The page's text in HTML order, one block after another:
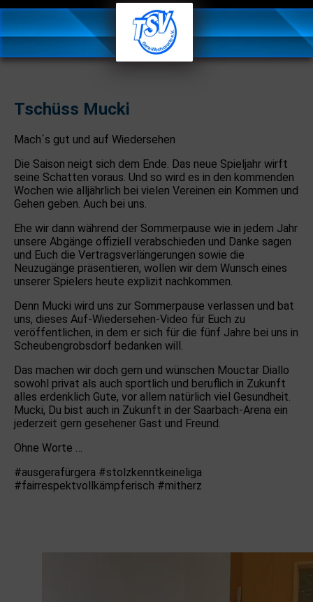
Tschüss Mucki
Mach´s gut und auf Wiedersehen
Die Saison neigt sich dem Ende. Das neue Spieljahr wirft
seine Schatten voraus. Und so wird es in den kommenden
Wochen wie alljährlich bei vielen Vereinen ein Kommen und
Gehen geben. Auch bei uns.
Ehe wir dann während der Sommerpause wie in jedem Jahr
unsere Abgänge offiziell verabschieden und Danke sagen
und Euch die Vertragsverlängerungen sowie die
Neuzugänge präsentieren, wollen wir dem Wunsch eines
unserer Spielers heute explizit nachkommen.
Denn Mucki wird uns zur Sommerpause verlassen und bat
uns, dieses Auf-Wiedersehen-Video für Euch zu
veröffentlichen, in dem er sich für die fünf Jahre bei uns in
Scheubengrobsdorf bedanken will.
Das machen wir doch gern und wünschen Mouctar Diallo
sowohl privat als auch sportlich und beruflich in Zukunft
alles erdenklich Gute, vor allem natürlich viel Gesundheit.
Mucki, Du bist auch in Zukunft in der Saarbach-Arena ein
jederzeit gern gesehener Gast und Freund.
Ohne Worte …
#ausgerafürgera #stolzkenntkeineliga
#fairrespektvollkämpferisch #mitherz